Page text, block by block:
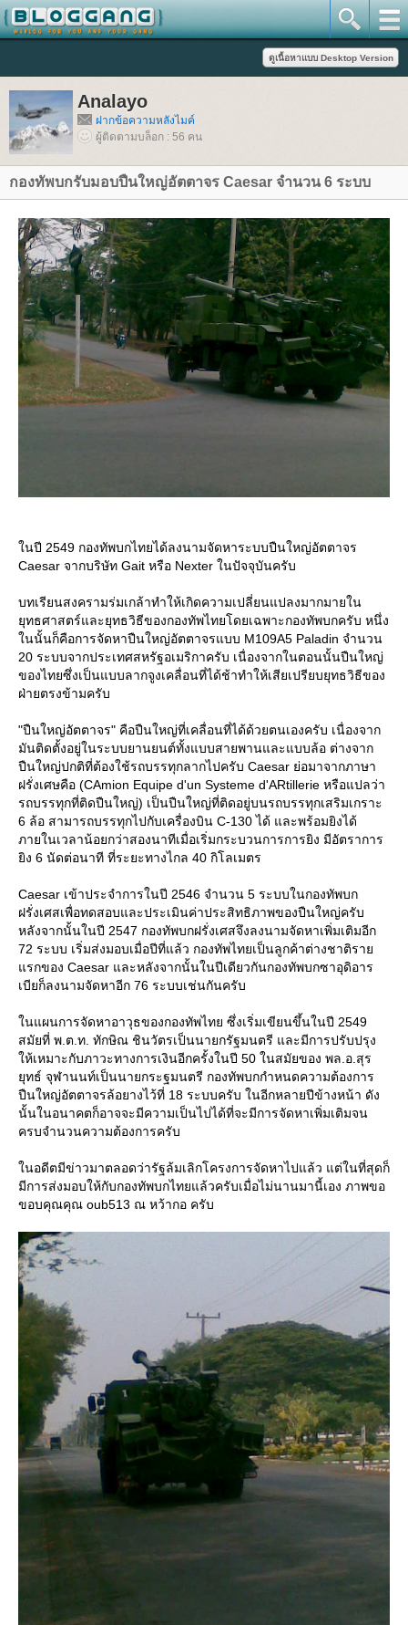
Analayo
ฝากข้อความหลังไมค์
ผู้ติดตามบล็อก : 56 คน
กองทัพบกรับมอบปืนใหญ่อัตตาจร Caesar จำนวน 6 ระบบ
นปี 2549 กองทัพบกไทยได้ลงนามจัดหาระบบปืนใหญ่อัตตาจร
Caesar จากบริษัท Gait หรือ Nexter ในปัจจุบันครับ
บทเรียนสงครามร่มเกล้าทำให้เกิดความเปลี่ยนแปลงมากมายใน
ุทธศาสตร์และยุทธวิธีของกองทัพไทยโดยเฉพาะกองทัพบกครับ หนึ่ง
นนั้นก็คือการจัดหาปืนใหญ่อัตตาจรแบบ M109A5 Paladin จำนวน
20 ระบบจากประเทศสหรัฐอเมริกาครับ เนื่องจากในตอนนั้นปืนใหญ่
ของไทยซึ่งเป็นแบบลากจูงเคลื่อนที่ได้ช้าทำให้เสียเปรียบยุทธวิธีของ
ฝ่ายตรงข้ามครับ
"ปืนใหญ่อัตตาจร" คือปืนใหญ่ที่เคลื่อนที่ได้ด้วยตนเองครับ เนื่องจาก
มันติดตั้งอยู่ในระบบยานยนต์ทั้งแบบสายพานและแบบล้อ ต่างจาก
ปืนใหญ่ปกติที่ต้องใช้รถบรรทุกลากไปครับ Caesar ย่อมาจากภาษา
ฝรั่งเศษคือ (CAmion Equipe d'un Systeme d'ARtillerie หรือแปลว่า
รถบรรทุกที่ติดปืนใหญ่) เป็นปืนใหญ่ที่ติดอยู่บนรถบรรทุกเสริมเกราะ
6 ล้อ สามารถบรรทุกไปกับเครื่องบิน C-130 ได้ และพร้อมยิงได้
ภายในเวลาน้อยกว่าสองนาทีเมื่อเริ่มกระบวนการการยิง มีอัตราการ
ิง 6 นัดต่อนาที ที่ระยะทางไกล 40 กิโลเมตร
Caesar เข้าประจำการในปี 2546 จำนวน 5 ระบบในกองทัพบก
ฝรั่งเศสเพื่อทดสอบและประเมินค่าประสิทธิภาพของปืนใหญ่ครับ
หลังจากนั้นในปี 2547 กองทัพบกฝรั่งเศสจึงลงนามจัดหาเพิ่มเติมอีก
72 ระบบ เริ่มส่งมอบเมื่อปีที่แล้ว กองทัพไทยเป็นลูกค้าต่างชาติรา
รกของ Caesar และหลังจากนั้นในปีเดียวกันกองทัพบกซาอุดิอาร
เบียก็ลงนามจัดหาอีก 76 ระบบเช่นกันครับ
นแผนการจัดหาอาวุธของกองทัพไทย ซึ่งเริ่มเขียนขึ้นในปี 2549
สมัยที่ พ.ต.ท. ทักษิณ ชินวัตรเป็นนายกรัฐมนตรี และมีการปรับปรุง
ห้เหมาะกับภาวะทางการเงินอีกครั้งในปี 50 ในสมัยของ พล.อ.สุร
ุทธ์ จุฬานนท์เป็นนายกระฐมนตรี กองทัพบกกำหนดความต้องการ
ปืนใหญ่อัตตาจรล้อยางไว้ที่ 18 ระบบครับ ในอีกหลายปีข้างหน้า ดัง
นั้นในอนาคตก็อาจจะมีความเป็นไปได้ที่จะมีการจัดหาเพิ่มเติมจน
ครบจำนวนความต้องการครับ
นอดีตมีข่าวมาตลอดว่ารัฐล้มเลิกโครงการจัดหาไปแล้ว แต่ในที่สุดก็
มีการส่งมอบให้กับกองทัพบกไทยแล้วครับเมื่อไม่นานมานี้เอง ภาพขอ
ขอบคุณคุณ oub513 ณ หว้ากอ ครับ